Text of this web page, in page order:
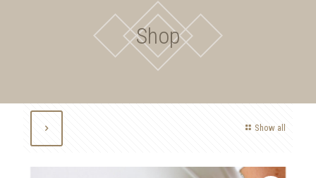
Shop
Show all